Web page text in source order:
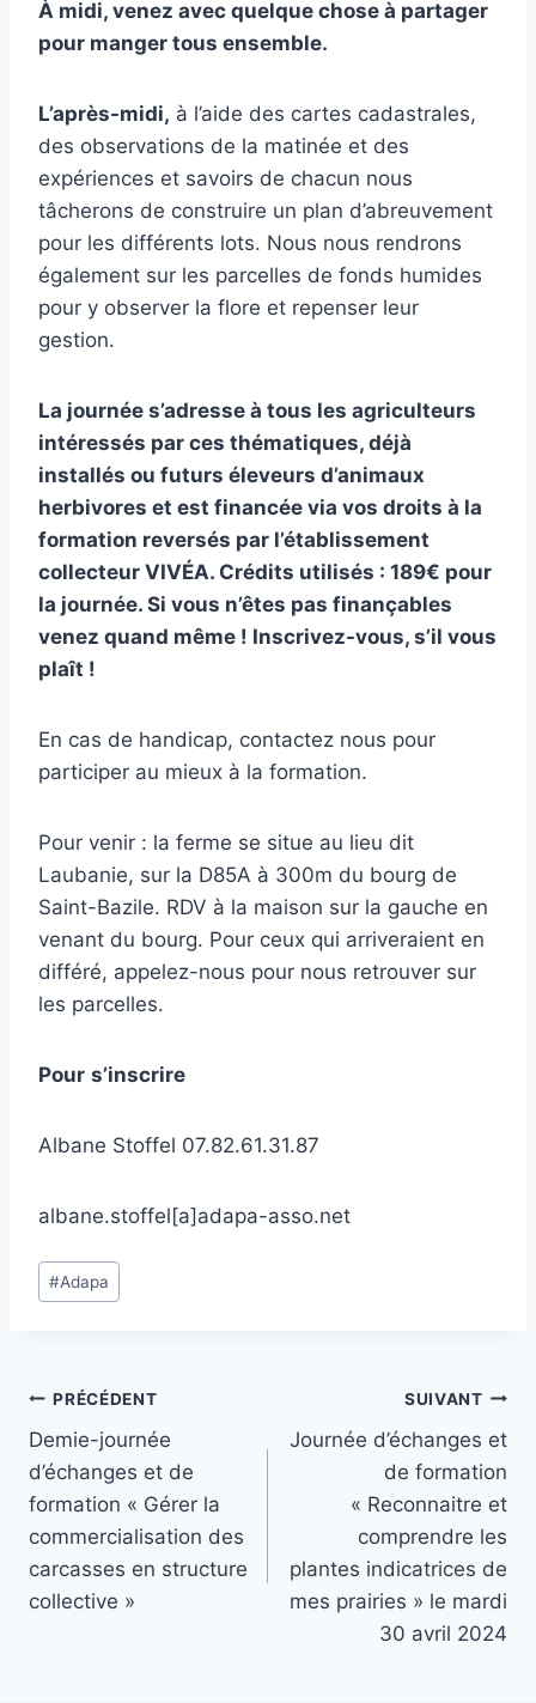
À midi, venez avec quelque chose à partager
pour manger tous ensemble.
L’après-midi, à l’aide des cartes cadastrales,
des observations de la matinée et des
expériences et savoirs de chacun nous
tâcherons de construire un plan d’abreuvement
pour les différents lots. Nous nous rendrons
également sur les parcelles de fonds humides
pour y observer la flore et repenser leur
gestion.
La journée s’adresse à tous les agriculteurs
intéressés par ces thématiques, déjà
installés ou futurs éleveurs d’animaux
herbivores et est financée via vos droits à la
formation reversés par l’établissement
collecteur VIVÉA. Crédits utilisés : 189€ pour
la journée. Si vous n’êtes pas finançables
venez quand même ! Inscrivez-vous, s’il vous
plaît !
En cas de handicap, contactez nous pour
participer au mieux à la formation.
Pour venir : la ferme se situe au lieu dit
Laubanie, sur la D85A à 300m du bourg de
Saint-Bazile. RDV à la maison sur la gauche en
venant du bourg. Pour ceux qui arriveraient en
différé, appelez-nous pour nous retrouver sur
les parcelles.
Pour s’inscrire
Albane Stoffel 07.82.61.31.87
albane.stoffel[a]adapa-asso.net
Étiquettes
de
#Adapa
Navigation
de
l’article
PRÉCÉDENT
Demie-journée
d’échanges et de
formation « Gérer la
commercialisation des
carcasses en structure
collective »
SUIVANT
Journée d’échanges et
de formation
« Reconnaitre et
comprendre les
plantes indicatrices de
mes prairies » le mardi
30 avril 2024